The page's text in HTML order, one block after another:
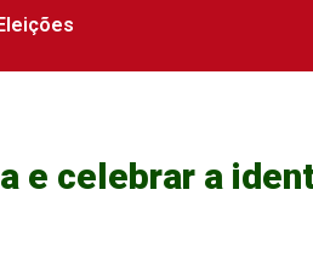
e celebrar a